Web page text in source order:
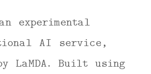
experimental
AI service,
LaMDA. Built using